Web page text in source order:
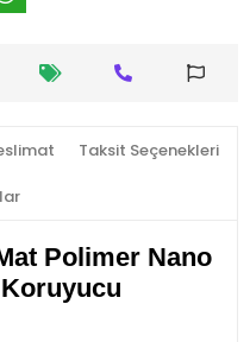
Taksit Seçenekleri
Polimer Nano